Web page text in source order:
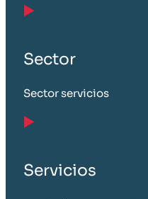
Sector
Sector servicios
Servicios